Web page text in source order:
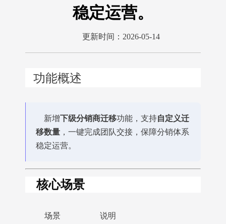
稳定运营。
更新时间：2026-05-14
功能概述
新增下级分销商迁移功能，支持自定义迁
移数量 ，一键完成团队交接，保障分销体系
稳定运营。
核心场景
场景 说明